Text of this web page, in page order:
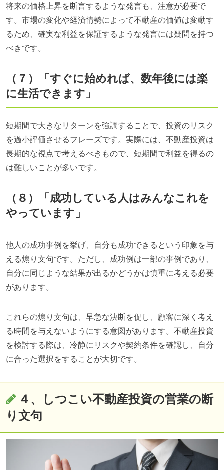
将来の価格上昇を断言するような発言も、注意が必要で
す。市場の変化や経済情勢によって不動産の価値は変動す
るため、確実な利益を保証するような発言には疑問を持つ
べきです。
（７）「すぐに始めれば、数年後には楽
に生活できます」
短期間で大きなリターンを強調することで、投資のリスク
を過小評価させるフレーズです。実際には、不動産投資は
長期的な視点で考えるべきもので、短期間で利益を得るの
は難しいことが多いです。
（８）「成功している人はみんなこれを
やっています」
他人の成功事例を挙げ、自分も成功できるという印象を与
える煽り文句です。ただし、成功例は一部の事例であり、
自分に同じような結果が出るかどうかは慎重に考える必要
があります。
これらの煽り文句は、早急な決断を促し、顧客に深く考え
る時間を与えないようにする意図があります。不動産投資
を検討する際は、冷静にリスクや契約条件を確認し、自分
に合った選択をすることが大切です。
４、しつこい不動産投資の営業の断
り文句